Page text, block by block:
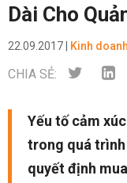
Dài Cho
22.09.2017 | Kinh doanh
CHIA SẺ:
Yếu tố cảm
trong quá
quyết định